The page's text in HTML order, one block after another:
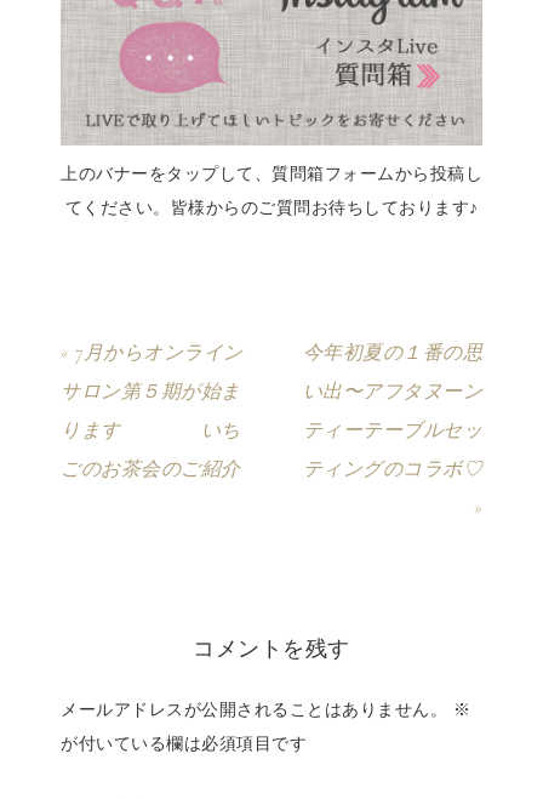
上のバナーをタップして、質問箱フォームから投稿し
てください。皆様からのご質問お待ちしております♪
« 7月からオンライン
サロン第５期が始ま
ります いち
ごのお茶会のご紹介
今年初夏の１番の思
い出〜アフタヌーン
ティーテーブルセッ
ティングのコラボ♡
»
コメントを残す
メールアドレスが公開されることはありません。
※
が付いている欄は必須項目です